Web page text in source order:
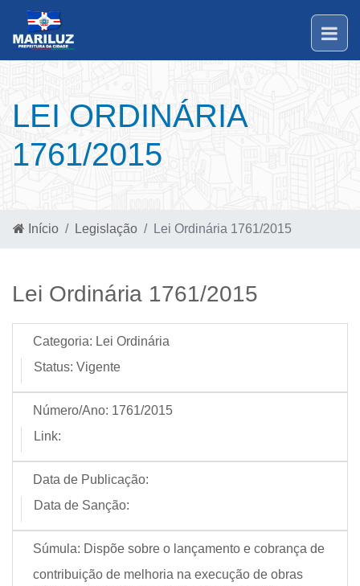
LEI ORDINÁRIA
1761/2015
Início Legislação Lei Ordinária 1761/2015
Lei Ordinária 1761/2015
Categoria: Lei Ordinária
Status: Vigente
Número/Ano: 1761/2015
Link:
Data de Publicação:
Data de Sanção:
Súmula: Dispõe sobre o lançamento e cobrança de
contribuição de melhoria na execução de obras